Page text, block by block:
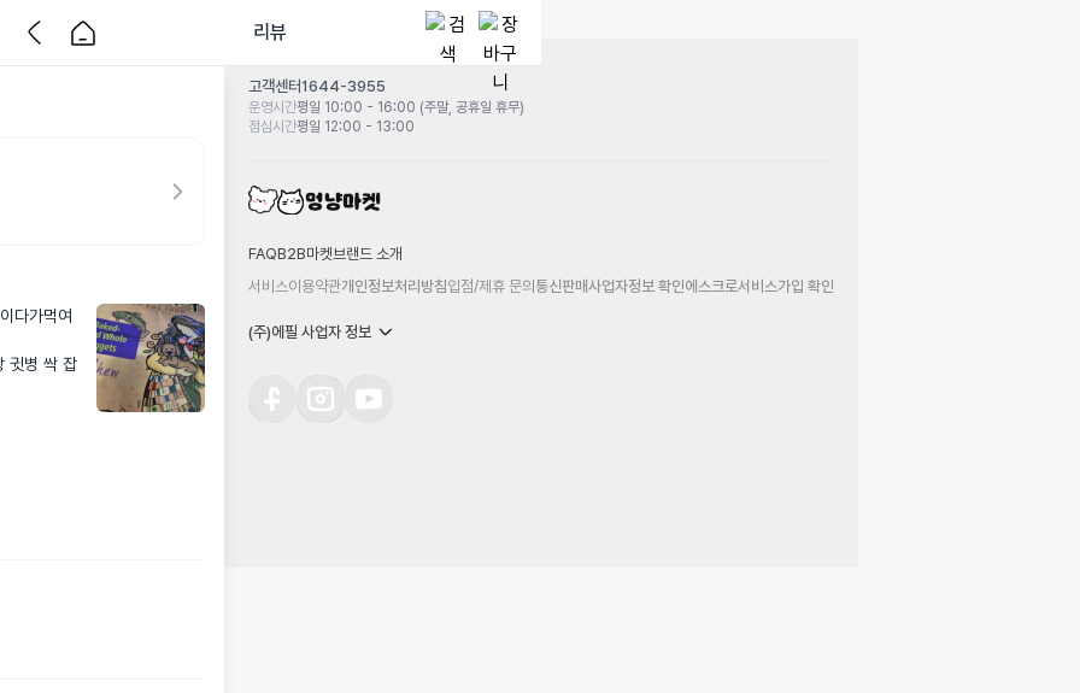
리뷰
다가먹여
귓병 싹 잡
고객센터1644-3955
운영시간평일 10:00 - 16:00 (주말, 공휴일 휴무)
점심시간평일 12:00 - 13:00
FAQB2B마켓 브랜드 소개
서비스이용약관개인정보처리방침입점/제휴 문의통신판매사업자정보 확인에스크로서비스가입 확인
(주)에필 사업자 정보